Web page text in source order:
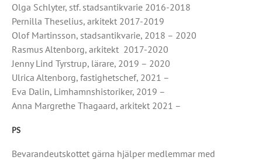
Olga Schlyter, stf. stadsantikvarie 2016-2018
Pernilla Theselius, arkitekt 2017-2019
Olof Martinsson, stadsantikvarie, 2018 – 2020
Rasmus Altenborg, arkitekt 2017-2020
Jenny Lind Tyrstrup, lärare, 2019 – 2020
Ulrica Altenborg, fastighetschef, 2021 –
Eva Dalin, Limhamnshistoriker, 2019 –
Anna Margrethe Thagaard, arkitekt 2021 –
PS
Bevarandeutskottet gärna hjälper medlemmar med